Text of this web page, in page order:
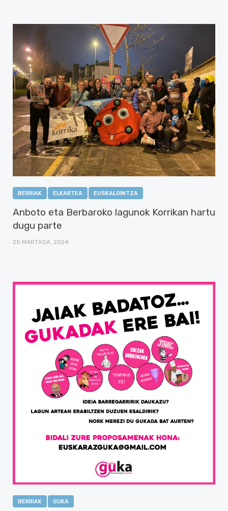
BERRIAK ELKARTEA EUSKALGINTZA
Anboto eta Berbaroko lagunok Korrikan hartu
dugu parte
25 MARTXOA, 2024
BERRIAK GUKA